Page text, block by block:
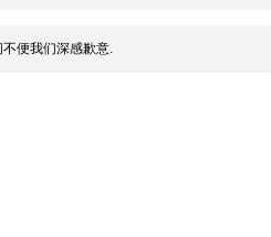
便我们深感歉意.